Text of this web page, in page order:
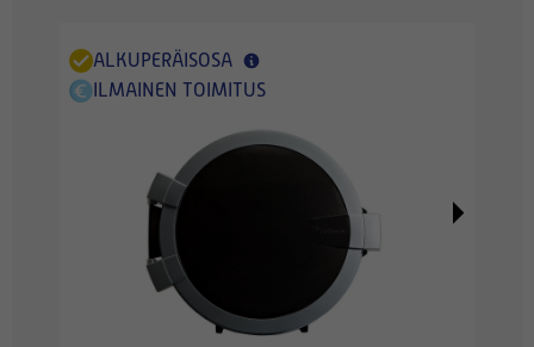
ALKUPERÄISOSA
ILMAINEN TOIMITUS